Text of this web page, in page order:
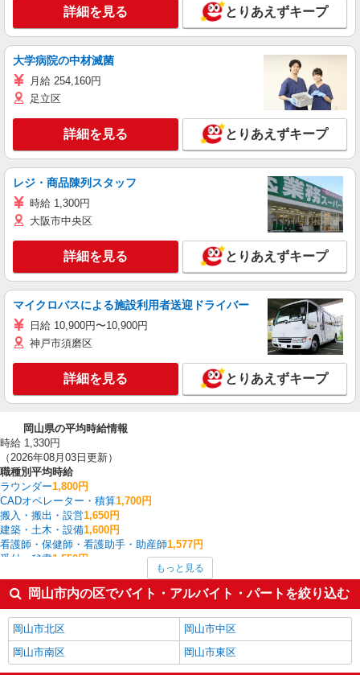
詳細を見る とりあえずキープ
大学病院の中材滅菌
月給 254,160円
足立区
詳細を見る とりあえずキープ
レジ・商品陳列スタッフ
時給 1,300円
大阪市中央区
詳細を見る とりあえずキープ
マイクロバスによる施設利用者送迎ドライバー
日給 10,900円〜10,900円
神戸市須磨区
詳細を見る とりあえずキープ
岡山県の平均時給情報
時給 1,330円
（2026年08月03日更新）
職種別平均時給
ラウンダー1,800円
CADオペレーター・積算1,700円
搬入・搬出・設営1,650円
建築・土木・設備1,600円
看護師・保健師・看護助手・助産師1,577円
受付・秘書1,550円
中型（2t・4t）ドライバー1,480円
バス1,475円
家電・携帯販売1,435円
岡山県の他の職種の平均時給を見る
もっと見る
岡山市内の区でバイト・アルバイト・パートを絞り込む
岡山市北区
岡山市中区
岡山市南区
岡山市東区